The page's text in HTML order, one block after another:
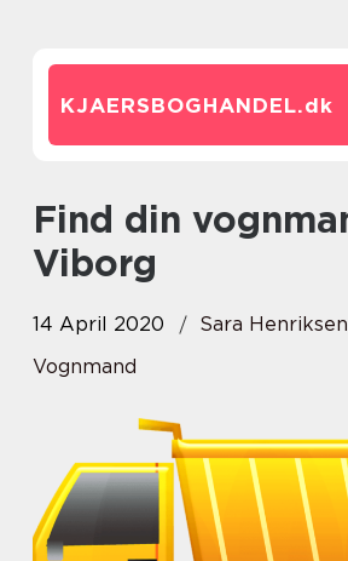
KJAERSBOGHANDEL.dk
Find din vognmand i
Viborg
14 April 2020
Sara Henriksen
Vognmand